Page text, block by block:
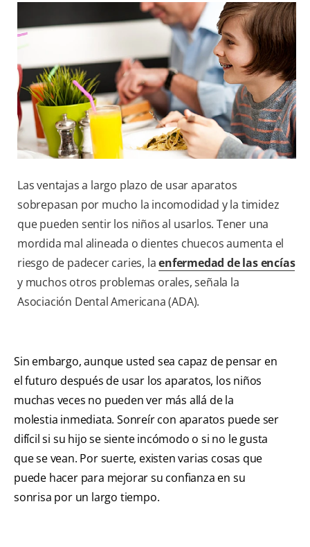
PARA PROFESIONALES
CUPONES
DÓNDE COMPRAR
PE (ES)
Las ventajas a largo plazo de usar aparatos
sobrepasan por mucho la incomodidad y la timidez
que pueden sentir los niños al usarlos. Tener una
mordida mal alineada o dientes chuecos aumenta el
riesgo de padecer caries, laenfermedad de las encías
y muchos otros problemas orales, señala la
Asociación Dental Americana (ADA).
Sin embargo, aunque usted sea capaz de pensar en
el futuro después de usar los aparatos, los niños
muchas veces no pueden ver más allá de la
molestia inmediata. Sonreír con aparatos puede ser
difícil si su hijo se siente incómodo o si no le gusta
que se vean. Por suerte, existen varias cosas que
puede hacer para mejorar su confianza en su
sonrisa por un largo tiempo.